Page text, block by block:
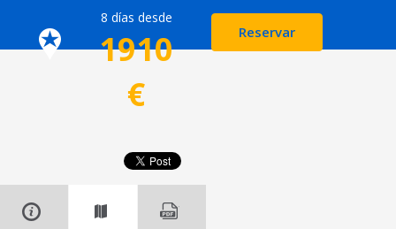
8 días desde
1910
€
Reservar